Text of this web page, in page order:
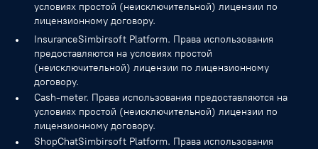
условиях простой (неисключительной) лицензии по
лицензионному договору.
InsuranceSimbirsoft Platform. Права использования
предоставляются на условиях простой
(неисключительной) лицензии по лицензионному
договору.
Cash-meter. Права использования предоставляются на
условиях простой (неисключительной) лицензии по
лицензионному договору.
ShopChatSimbirsoft Platform. Права использования